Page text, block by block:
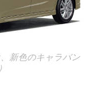
新色のキャラバン